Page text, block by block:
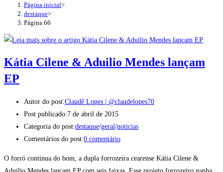
Página inicial>
destaque>
Página 66
Kátia Cilene & Aduilio Mendes lançam
EP
Autor do post:Claudê Lopes | @claudelopes70
Post publicado:7 de abril de 2015
Categoria do post:destaque/geral/noticias
Comentários do post:0 comentário
O forró continua do bom, a dupla forrozeira cearense Kátia Cilene &